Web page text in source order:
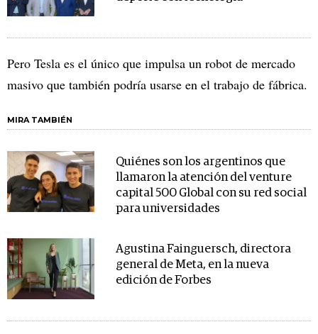
Pero Tesla es el único que impulsa un robot de mercado
masivo que también podría usarse en el trabajo de fábrica.
MIRA TAMBIÉN
Quiénes son los argentinos que
llamaron la atención del venture
capital 500 Global con su red social
para universidades
Agustina Fainguersch, directora
general de Meta, en la nueva
edición de Forbes